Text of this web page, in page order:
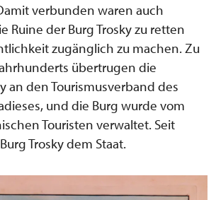
verbunden waren auch
Ruine der Burg Trosky zu retten
zugänglich zu machen. Zu
übertrugen die
an den Tourismusverband des
und die Burg wurde vom
Touristen verwaltet. Seit
Trosky dem Staat.